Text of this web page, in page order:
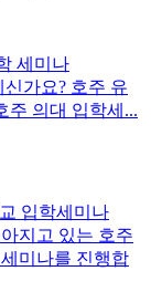
세미나
가요? 호주 유
주 의대 입학세...
입학세미나
지고 있는 호주
미나를 진행합